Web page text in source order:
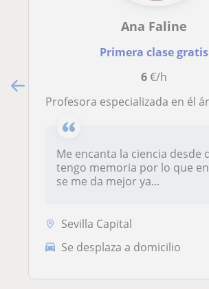
Ana Faline
Primera clase gratis
6€/h
Profesora especializada en él
Me encanta la ciencia desde
tengo memoria por lo que
se me da mejor ya...
Sevilla Capital
Se desplaza a domicilio